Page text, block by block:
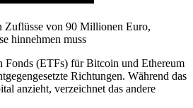
Zuflüsse von 90 Millionen Euro,
hinnehmen muss
Fonds (ETFs) für Bitcoin und Ethereum
Richtungen. Während das
anzieht, verzeichnet das andere